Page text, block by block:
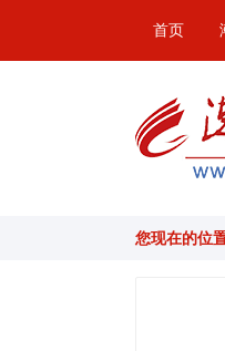
首页
您现在的位